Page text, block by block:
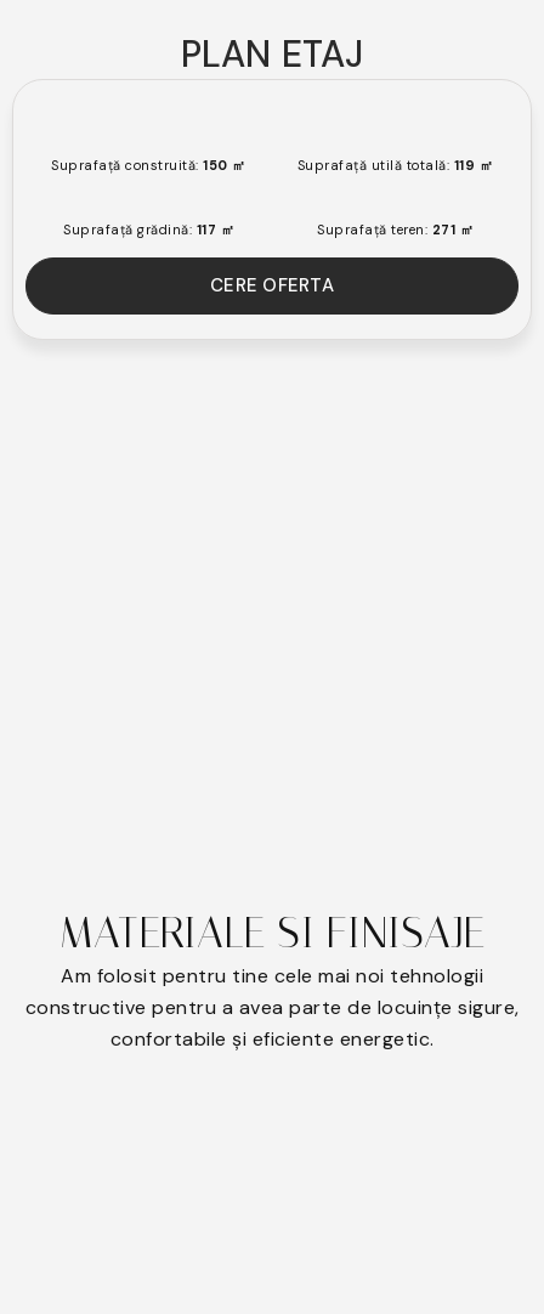
Suprafață construită:150 ㎡ Suprafață utilă totală: 119 ㎡
Suprafață grădină: 117 ㎡ Suprafață teren: 271 ㎡
CERE OFERTA
PLAN ETAJ
MATERIALE SI FINISAJE
Am folosit pentru tine cele mai noi tehnologii
constructive pentru a avea parte de locuințe sigure,
confortabile și eficiente energetic.